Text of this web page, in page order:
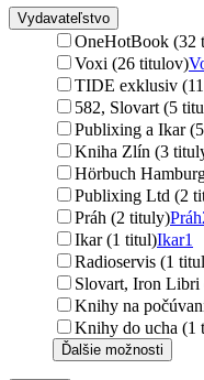
Vydavateľstvo
OneHotBook (32
Voxi (26 titulov)
TIDE exklusiv
582, Slovart (5
Publixing a Ikar
Kniha Zlín (3
Hörbuch
Publixing Ltd (2
Práh (2 tituly)Práh
Ikar (1 titul)Ikar1
Radioservis (1
Slovart, Iron Libri
Knihy na
Knihy do ucha (1
Ďalšie možnosti